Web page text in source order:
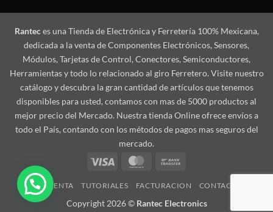
Ranteces una Tienda de Electrónica y Ferretería 100% Mexicana,
dedicada a la venta de Componentes Electrónicos, Sensores,
Módulos, Tarjetas de Control, Conectores, Semiconductores,
Herramientas y todo lo relacionado al giro Ferretero. Visite nuestro
catálogo y descubra la gran cantidad de artículos que tenemos
disponibles para usted, contamos con mas de 5000 productos al
mejor precio del Mercado. Nuestra tienda Online ofrece envíos a
todo el País, contando con los métodos de pagos mas seguros del
mercado.
Visa
MasterCard
MI CUENTA TUTORIALES FACTURACION CONTACTO
Copyright 2026 © Rantec Electronics